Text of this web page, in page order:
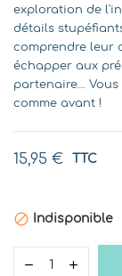
exploration de
détails
comprendre leur
échapper aux
partenaire...
comme avant !
15,95 € TTC
 Indisponible